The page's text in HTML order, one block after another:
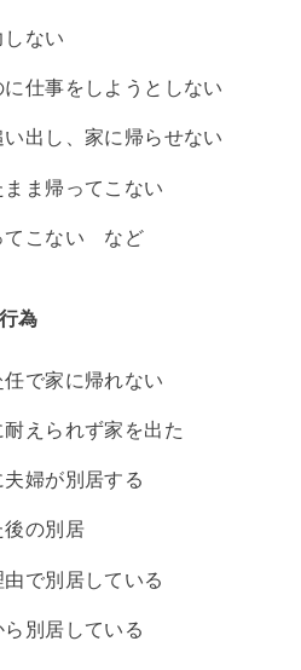
ない
仕事をしようとしない
出し、家に帰らせない
ま帰ってこない
てこない など
為
で家に帰れない
えられず家を出た
婦が別居する
後の別居
で別居している
別居している